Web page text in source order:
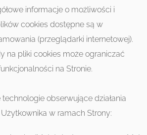
informacje o możliwości i
cookies dostępne są w
(przeglądarki internetowej).
na pliki cookies może ograniczać
na Stronie.
obserwujące działania
w ramach Strony: